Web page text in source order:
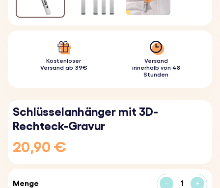
Kostenloser
Versand ab 39€
Versand
innerhalb von 48
Stunden
Schlüsselanhänger mit 3D-
Rechteck-Gravur
20,90 €
Menge - +